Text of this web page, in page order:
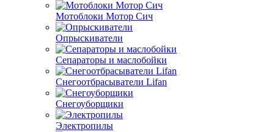
Мотоблоки Мотор Сич
Опрыскиватели
Сепараторы и маслобойки
Снегоотбрасыватели Lifan
Снегоуборщики
Электропилы